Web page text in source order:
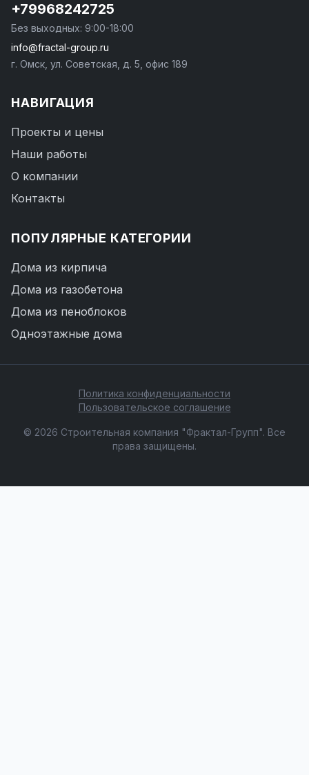
+79968242725
Без выходных: 9:00-18:00
info@fractal-group.ru
г. Омск, ул. Советская, д. 5, офис 189
НАВИГАЦИЯ
Проекты и цены
Наши работы
О компании
Контакты
ПОПУЛЯРНЫЕ КАТЕГОРИИ
Дома из кирпича
Дома из газобетона
Дома из пеноблоков
Одноэтажные дома
Политика конфиденциальности
Пользовательское соглашение
© 2026 Строительная компания "Фрактал-Групп". Все
права защищены.